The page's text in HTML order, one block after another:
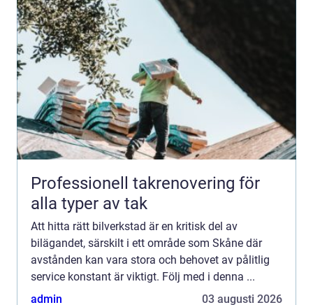
Professionell takrenovering för
alla typer av tak
Att hitta rätt bilverkstad är en kritisk del av
bilägandet, särskilt i ett område som Skåne där
avstånden kan vara stora och behovet av pålitlig
service konstant är viktigt. Följ med i denna ...
admin
03 augusti 2026